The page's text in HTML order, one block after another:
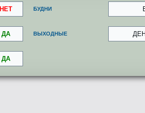
НЕТ БУДНИ
ДА ВЫХОДНЫЕ
ДА